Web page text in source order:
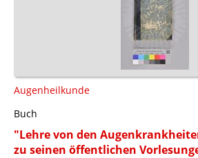
Augenheilkunde
Buch
"Lehre von den
zu seinen öffentlichen